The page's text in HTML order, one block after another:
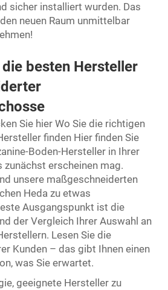
sicher installiert wurden. Das
neuen Raum unmittelbar
besten Hersteller
Sie hier Wo Sie die richtigen
finden Hier finden Sie
Boden-Hersteller in Ihrer
zunächst erscheinen mag.
unsere maßgeschneiderten
Heda zu etwas
Ausgangspunkt ist die
der Vergleich Ihrer Auswahl an
Lesen Sie die
Kunden – das gibt Ihnen einen
was Sie erwartet.
geeignete Hersteller zu